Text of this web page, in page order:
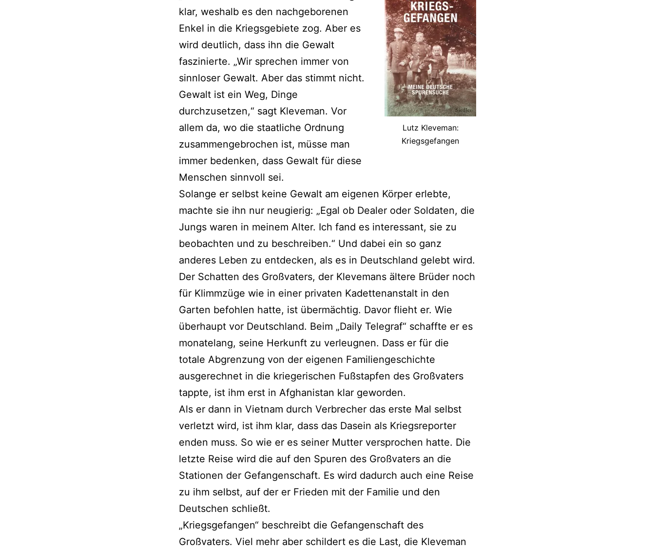
Lutz Kleveman:
Kriegsgefangen
klar, weshalb es den nachgeborenen
Enkel in die Kriegsgebiete zog. Aber es
wird deutlich, dass ihn die Gewalt
faszinierte. „Wir sprechen immer von
sinnloser Gewalt. Aber das stimmt nicht.
Gewalt ist ein Weg, Dinge
durchzusetzen,“ sagt Kleveman. Vor
allem da, wo die staatliche Ordnung
zusammengebrochen ist, müsse man
immer bedenken, dass Gewalt für diese
Menschen sinnvoll sei.
Solange er selbst keine Gewalt am eigenen Körper erlebte,
machte sie ihn nur neugierig: „Egal ob Dealer oder Soldaten, die
Jungs waren in meinem Alter. Ich fand es interessant, sie zu
beobachten und zu beschreiben.“ Und dabei ein so ganz
anderes Leben zu entdecken, als es in Deutschland gelebt wird.
Der Schatten des Großvaters, der Klevemans ältere Brüder noch
für Klimmzüge wie in einer privaten Kadettenanstalt in den
Garten befohlen hatte, ist übermächtig. Davor flieht er. Wie
überhaupt vor Deutschland. Beim „Daily Telegraf“ schaffte er es
monatelang, seine Herkunft zu verleugnen. Dass er für die
totale Abgrenzung von der eigenen Familiengeschichte
ausgerechnet in die kriegerischen Fußstapfen des Großvaters
tappte, ist ihm erst in Afghanistan klar geworden.
Als er dann in Vietnam durch Verbrecher das erste Mal selbst
verletzt wird, ist ihm klar, dass das Dasein als Kriegsreporter
enden muss. So wie er es seiner Mutter versprochen hatte. Die
letzte Reise wird die auf den Spuren des Großvaters an die
Stationen der Gefangenschaft. Es wird dadurch auch eine Reise
zu ihm selbst, auf der er Frieden mit der Familie und den
Deutschen schließt.
„Kriegsgefangen“ beschreibt die Gefangenschaft des
Großvaters. Viel mehr aber schildert es die Last, die Kleveman